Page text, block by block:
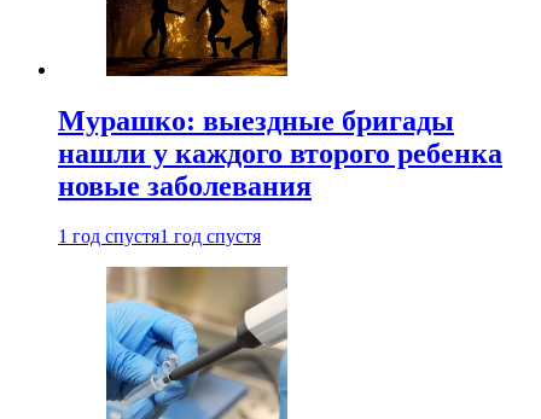
Мурашко: выездные бригады
нашли у каждого второго ребенка
новые заболевания
1 год спустя1 год спустя